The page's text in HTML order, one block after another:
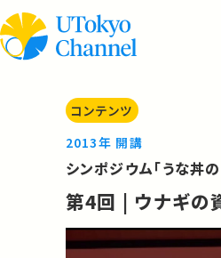
コンテンツ
2013年 開講
シンポジウム「うな丼の
第4回 | ウナギの